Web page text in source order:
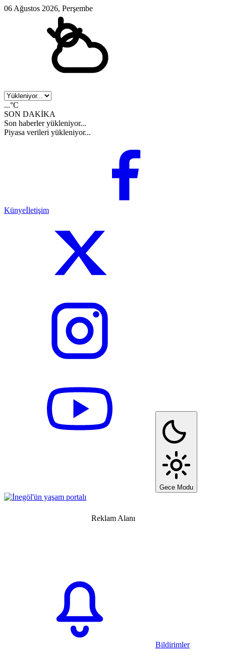
06 Ağustos 2026, Perşembe
...°C
SON DAKİKA
Son haberler yükleniyor...
Piyasa verileri yükleniyor...
Künyeİletişim
Gece Modu
Reklam Alanı
Bildirimler